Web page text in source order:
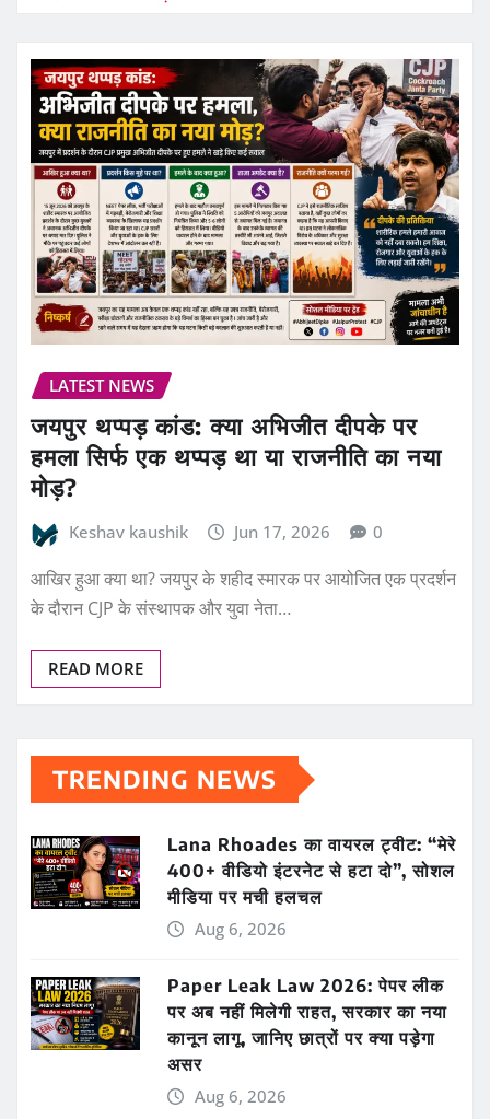
LATEST NEWS
जयपुर थप्पड़ कांड: क्या अभिजीत दीपके पर
हमला सिर्फ एक थप्पड़ था या राजनीति का नया
मोड़?
Keshav kaushik Jun 17, 2026 0
आखिर हुआ क्या था? जयपुर के शहीद स्मारक पर आयोजित एक प्रदर्शन
के दौरान CJP के संस्थापक और युवा नेता…
READ MORE
TRENDING NEWS
Lana Rhoades का वायरल ट्वीट: “मेरे
400+ वीडियो इंटरनेट से हटा दो”, सोशल
मीडिया पर मची हलचल
Aug 6, 2026
Paper Leak Law 2026: पेपर लीक
पर अब नहीं मिलेगी राहत, सरकार का नया
कानून लागू, जानिए छात्रों पर क्या पड़ेगा
असर
Aug 6, 2026